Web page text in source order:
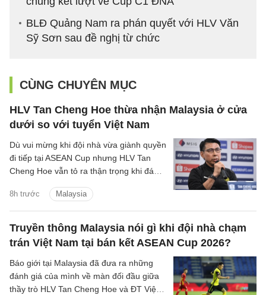
BLĐ Quảng Nam ra phán quyết với HLV Văn
Sỹ Sơn sau đề nghị từ chức
CÙNG CHUYÊN MỤC
HLV Tan Cheng Hoe thừa nhận Malaysia ở cửa
dưới so với tuyển Việt Nam
8h trước Malaysia
Dù vui mừng khi đội nhà vừa giành quyền
đi tiếp tại ASEAN Cup nhưng HLV Tan
Cheng Hoe vẫn tỏ ra thận trọng khi đánh
Việt Nam.
Truyền thông Malaysia nói gì khi đội nhà chạm
trán Việt Nam tại bán kết ASEAN Cup 2026?
Báo giới tại Malaysia đã đưa ra những
đánh giá của mình về màn đối đầu giữa
thầy trò HLV Tan Cheng Hoe và ĐT Việt